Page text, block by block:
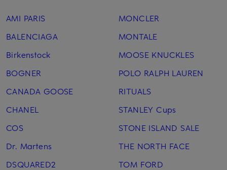
AMI PARIS
BALENCIAGA
Birkenstock
BOGNER
CANADA GOOSE
CHANEL
COS
Dr. Martens
DSQUARED2
MONCLER
MONTALE
MOOSE KNUCKLES
POLO RALPH LAUREN
RITUALS
STANLEY Cups
STONE ISLAND SALE
THE NORTH FACE
TOM FORD